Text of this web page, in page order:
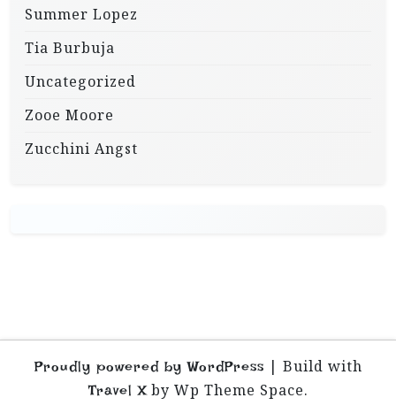
Summer Lopez
Tia Burbuja
Uncategorized
Zooe Moore
Zucchini Angst
Proudly powered by WordPress | Build with
Travel Xby Wp Theme Space.